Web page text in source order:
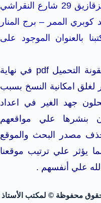
بمكتبنا الكائن مقره مدينة الزقازيق 29 شارع النقراشي
الممر – برج المنار
بالعنوان الموجود على
يمكن تحميل الأبحاث من أيقونة التحميل pdf في نهاية
امكانية النسخ بسبب
جهد الغير في اعداد
بنشرها علي مواقعهم
وحذف مصدر البحث والموقع
يؤثر علي ترتيب موقعنا
علي أنفسهم .
محفوظة © لمكتب الأستاذ